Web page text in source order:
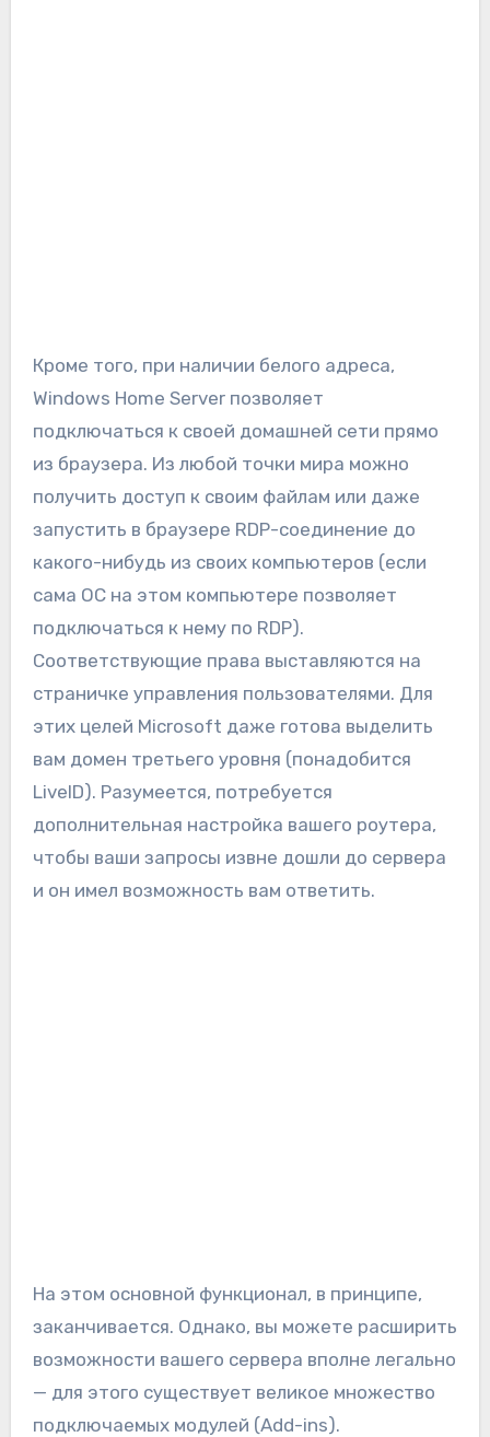
Кроме того, при наличии белого адреса,
Windows Home Server позволяет
подключаться к своей домашней сети прямо
из браузера. Из любой точки мира можно
получить доступ к своим файлам или даже
запустить в браузере RDP-соединение до
какого-нибудь из своих компьютеров (если
сама ОС на этом компьютере позволяет
подключаться к нему по RDP).
Соответствующие права выставляются на
страничке управления пользователями. Для
этих целей Microsoft даже готова выделить
вам домен третьего уровня (понадобится
LiveID). Разумеется, потребуется
дополнительная настройка вашего роутера,
чтобы ваши запросы извне дошли до сервера
и он имел возможность вам ответить.
На этом основной функционал, в принципе,
заканчивается. Однако, вы можете расширить
возможности вашего сервера вполне легально
— для этого существует великое множество
подключаемых модулей (Add-ins).